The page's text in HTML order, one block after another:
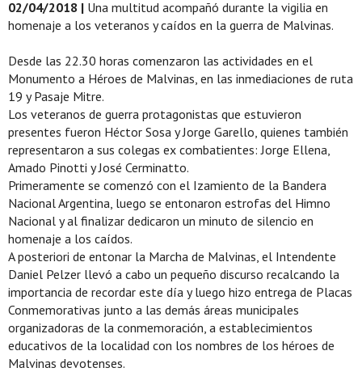
02/04/2018 | Una multitud acompañó durante la vigilia en
homenaje a los veteranos y caídos en la guerra de Malvinas.
Desde las 22.30 horas comenzaron las actividades en el
Monumento a Héroes de Malvinas, en las inmediaciones de ruta
19 y Pasaje Mitre.
Los veteranos de guerra protagonistas que estuvieron
presentes fueron Héctor Sosa y Jorge Garello, quienes también
representaron a sus colegas ex combatientes: Jorge Ellena,
Amado Pinotti y José Cerminatto.
Primeramente se comenzó con el Izamiento de la Bandera
Nacional Argentina, luego se entonaron estrofas del Himno
Nacional y al finalizar dedicaron un minuto de silencio en
homenaje a los caídos.
A posteriori de entonar la Marcha de Malvinas, el Intendente
Daniel Pelzer llevó a cabo un pequeño discurso recalcando la
importancia de recordar este día y luego hizo entrega de Placas
Conmemorativas junto a las demás áreas municipales
organizadoras de la conmemoración, a establecimientos
educativos de la localidad con los nombres de los héroes de
Malvinas devotenses.